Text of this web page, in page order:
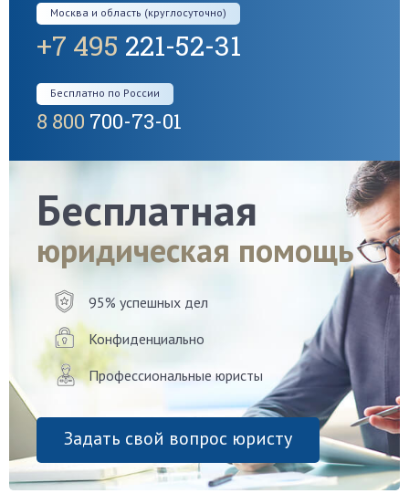
Москва и область (круглосуточно)
+7 495 221-52-31
Бесплатно по России
8 800 700-73-01
Бесплатная
юридическая помощь
95% успешных дел
Конфиденциально
Профессиональные юристы
Задать свой вопрос юристу